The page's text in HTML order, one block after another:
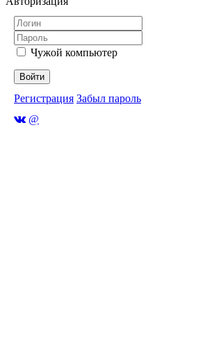
Чужой компьютер
Войти
Регистрация Забыл пароль
@